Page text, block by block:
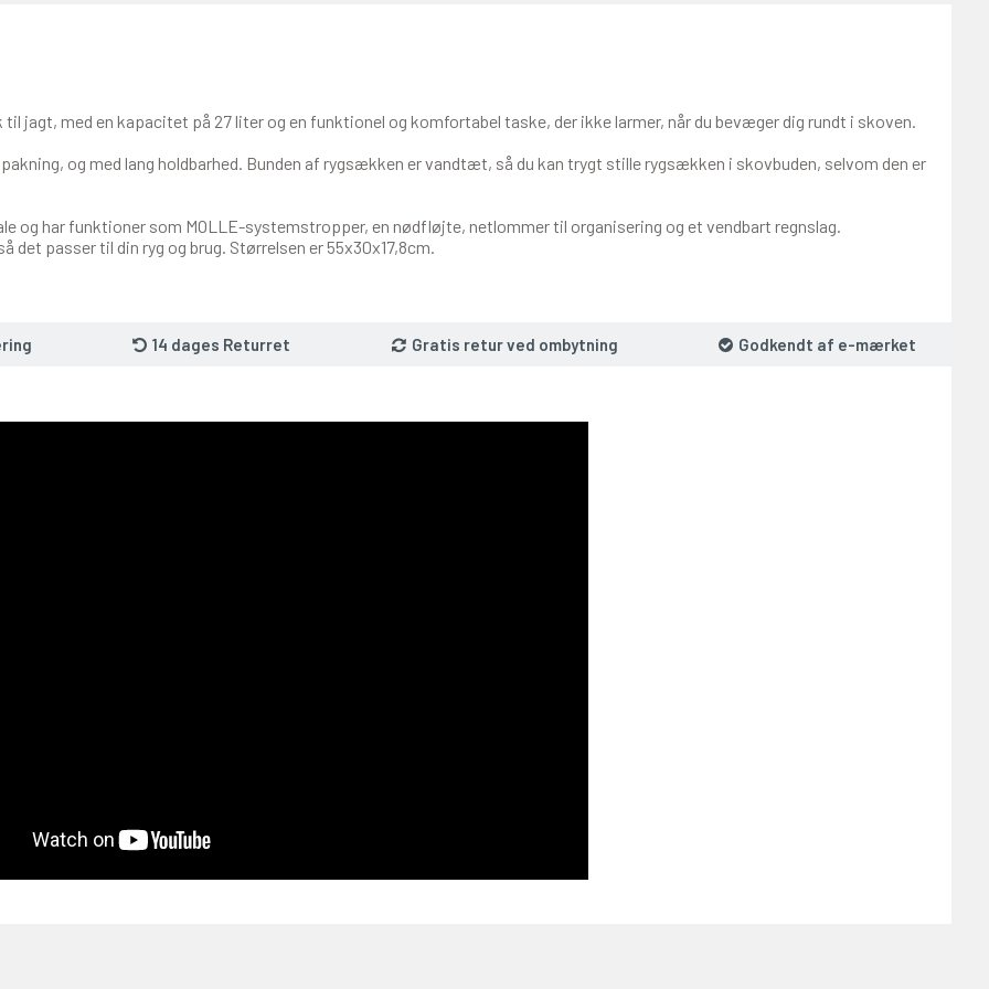
jagt, med en kapacitet på 27 liter og en funktionel og komfortabel taske, der ikke larmer, når du bevæger dig rundt i skoven.
og med lang holdbarhed. Bunden af rygsækken er vandtæt, så du kan trygt stille rygsækken i skovbuden, selvom den er
og har funktioner som MOLLE-systemstropper, en nødfløjte, netlommer til organisering og et vendbart regnslag.
passer til din ryg og brug. Størrelsen er 55x30x17,8cm.
14 dages Returret Gratis retur ved ombytning Godkendt af e-mærket